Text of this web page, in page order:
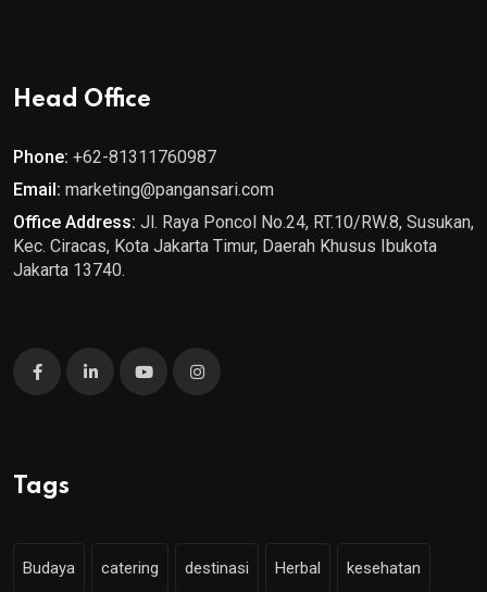
Head Office
Phone: +62-81311760987
Email: marketing@pangansari.com
Office Address: Jl. Raya Poncol No.24, RT.10/RW.8, Susukan,
Kec. Ciracas, Kota Jakarta Timur, Daerah Khusus Ibukota
Jakarta 13740.
Tags
Budaya catering destinasi Herbal kesehatan